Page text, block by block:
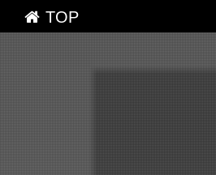
TOP